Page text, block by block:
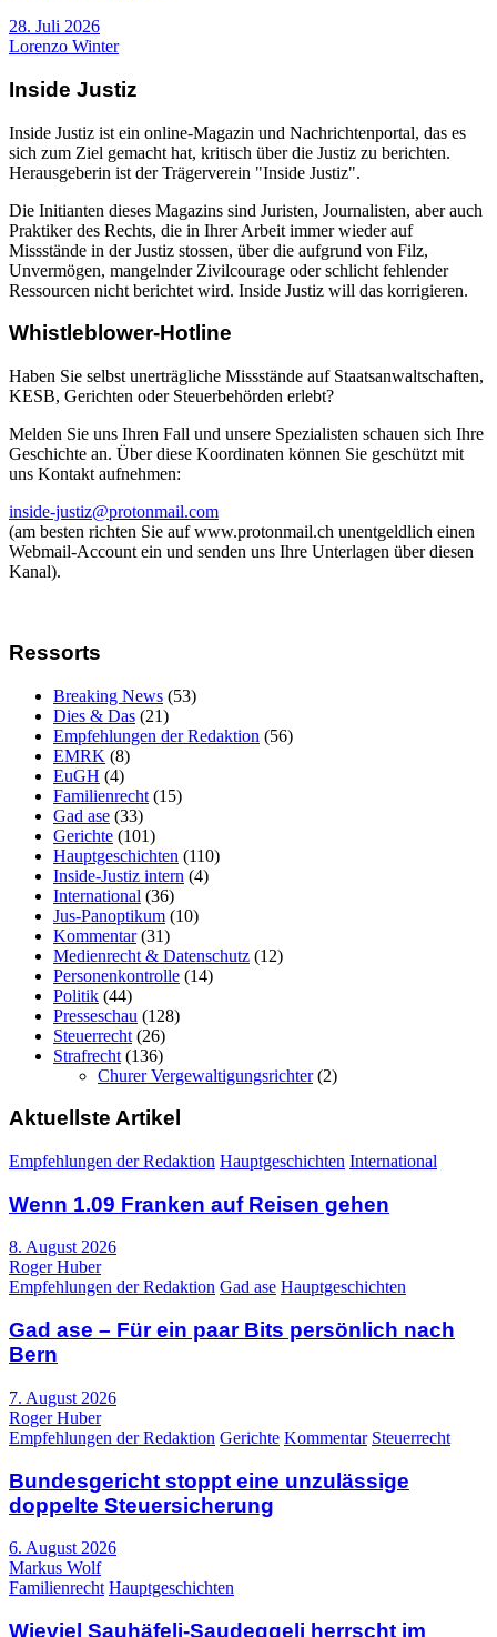
28. Juli 2026
Lorenzo Winter
Inside Justiz
Inside Justiz ist ein online-Magazin und Nachrichtenportal, das es
sich zum Ziel gemacht hat, kritisch über die Justiz zu berichten.
Herausgeberin ist der Trägerverein "Inside Justiz".
Die Initianten dieses Magazins sind Juristen, Journalisten, aber auch
Praktiker des Rechts, die in Ihrer Arbeit immer wieder auf
Missstände in der Justiz stossen, über die aufgrund von Filz,
Unvermögen, mangelnder Zivilcourage oder schlicht fehlender
Ressourcen nicht berichtet wird. Inside Justiz will das korrigieren.
Whistleblower-Hotline
Haben Sie selbst unerträgliche Missstände auf Staatsanwaltschaften,
KESB, Gerichten oder Steuerbehörden erlebt?
Melden Sie uns Ihren Fall und unsere Spezialisten schauen sich Ihre
Geschichte an. Über diese Koordinaten können Sie geschützt mit
uns Kontakt aufnehmen:
inside-justiz@protonmail.com
(am besten richten Sie auf www.protonmail.ch unentgeldlich einen
Webmail-Account ein und senden uns Ihre Unterlagen über diesen
Kanal).
Ressorts
Breaking News (53)
Dies & Das (21)
Empfehlungen der Redaktion (56)
EMRK (8)
EuGH (4)
Familienrecht (15)
Gad ase (33)
Gerichte (101)
Hauptgeschichten (110)
Inside-Justiz intern (4)
International (36)
Jus-Panoptikum (10)
Kommentar(31)
Medienrecht & Datenschutz (12)
Personenkontrolle (14)
Politik (44)
Presseschau (128)
Steuerrecht (26)
Strafrecht (136)
Churer Vergewaltigungsrichter(2)
Aktuellste Artikel
Empfehlungen der Redaktion Hauptgeschichten International
Wenn 1.09 Franken auf Reisen gehen
8. August 2026
Roger Huber
Empfehlungen der Redaktion Gad ase Hauptgeschichten
Gad ase – Für ein paar Bits persönlich nach
Bern
7. August 2026
Roger Huber
Empfehlungen der Redaktion Gerichte Kommentar Steuerrecht
Bundesgericht stoppt eine unzulässige
doppelte Steuersicherung
6. August 2026
Markus Wolf
Familienrecht Hauptgeschichten
Wieviel Sauhäfeli-Saudeggeli herrscht im